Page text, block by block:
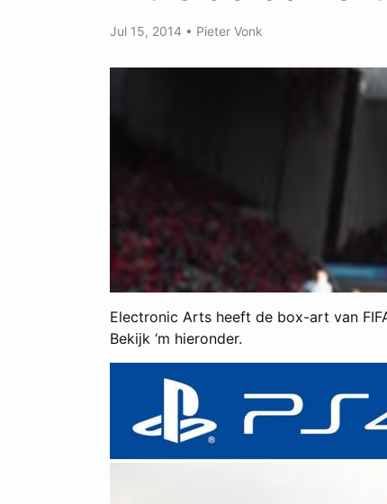
Jul 15, 2014 • Pieter Vonk
Electronic Arts heeft de box-art van
Bekijk ‘m hieronder.